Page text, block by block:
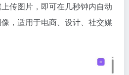
传图片，即可在几秒钟内自动
，适用于电商、设计、社交媒